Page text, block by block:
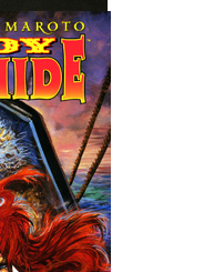
Fan Edition